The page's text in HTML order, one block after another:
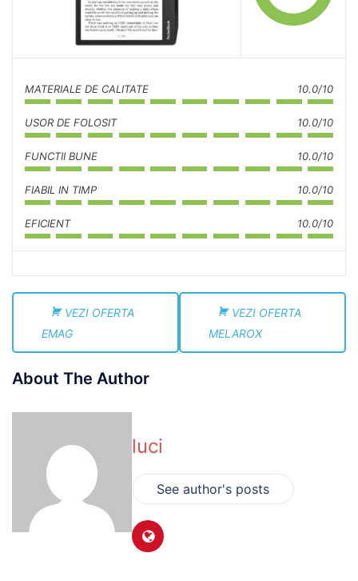
MATERIALE DE CALITATE 10.0/10
USOR DE FOLOSIT 10.0/10
FUNCTII BUNE 10.0/10
FIABIL IN TIMP 10.0/10
EFICIENT 10.0/10
VEZI OFERTA
EMAG
VEZI OFERTA
MELAROX
About The Author
luci
See author's posts